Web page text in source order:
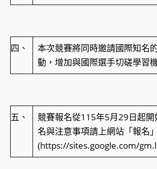
四、
本次競賽將同時邀請國際知名
動，增加與國際選手切磋學習
五、
競賽報名從115年5月29日起
名與注意事項請上網站「報名
(https://sites.google.com/